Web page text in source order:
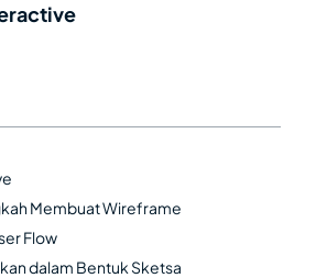
Membuat Wireframe
Flow
dalam Bentuk Sketsa